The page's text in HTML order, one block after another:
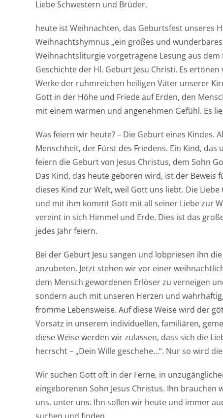
Liebe Schwestern und Brüder,
heute ist Weihnachten, das Geburtsfest unseres
Weihnachtshymnus „ein großes und
Weihnachtsliturgie vorgetragene Lesung aus
Geschichte der Hl. Geburt Jesu Christi. Es
Werke der ruhmreichen heiligen Väter unserer
Gott in der Höhe und Friede auf Erden, den
mit einem warmen und angenehmen Gefühl. Es
Was feiern wir heute? – Die Geburt eines Kindes.
Menschheit, der Fürst des Friedens. Ein Kind,
feiern die Geburt von Jesus Christus, dem Sohn
Das Kind, das heute geboren wird, ist der
dieses Kind zur Welt, weil Gott uns liebt. Die
und mit ihm kommt Gott mit all seiner Liebe zur
vereint in sich Himmel und Erde. Dies ist das
jedes Jahr feiern.
Bei der Geburt Jesu sangen und lobpriesen ihn
anzubeten. Jetzt stehen wir vor einer
dem Mensch gewordenen Erlöser zu verneigen
sondern auch mit unseren Herzen und
fromme Lebensweise. Auf diese Weise wird der
Vorsatz in unserem individuellen, familiären,
diese Weise werden wir zulassen, dass sich die
herrscht – „Dein Wille geschehe…“. Nur so wird
Wir suchen Gott oft in der Ferne, in
eingeborenen Sohn Jesus Christus. Ihn
uns, unter uns. Ihn sollen wir heute und immer